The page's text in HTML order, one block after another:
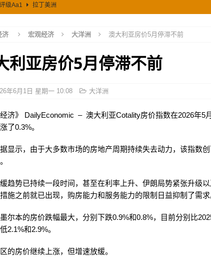
级Aa1 拉丁美洲
济 宏观经济 大洋洲 澳大利亚房价5月停滞不前
利亚房价5月停滞不前
年6月1日 星期一 10:08 大洋洲
经济》 DailyEconomic – 澳大利亚Cotality房价指数在2026年5
了0.3%。
显示，由于大多数市场的房地产周期持续失去动力，该指数
趋势已持续一段时间，甚至在利率上升、伊朗局势紧张升级
施之前就已出现，购房能力和服务能力的限制日益抑制了需求
尔本的房价跌幅最大，分别下跌0.9%和0.8%，目前分别比
2.1%和2.9%。
的房价继续上涨，但增速放缓。